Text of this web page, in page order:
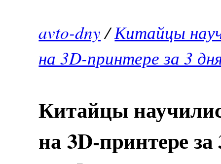
avto-dny/Китайцы
на 3D-принтере за 3
Китайцы
на 3D-принтере